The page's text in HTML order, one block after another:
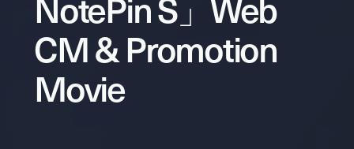
CM & Promotion
Movie